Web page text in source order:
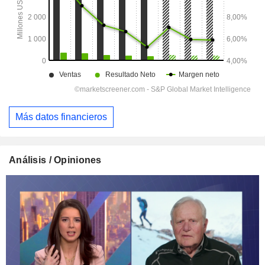
Más datos financieros
Análisis / Opiniones